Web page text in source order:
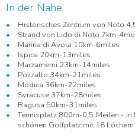
In der Nähe
Historisches Zentrum von Noto
Strand von Lido di Noto 7km-
Marina di Avola 10km-6miles
Ispica 20km-13miles
Marzamemi 23km-14miles
Pozzallo 34km-21miles
Modica 36km-22miles
Syracuse 37km-28miles
Ragusa 50km-31miles
Tennisplatz 800m-0,5 Meilen - in
schönen Golfplatz mit 18 Löchern